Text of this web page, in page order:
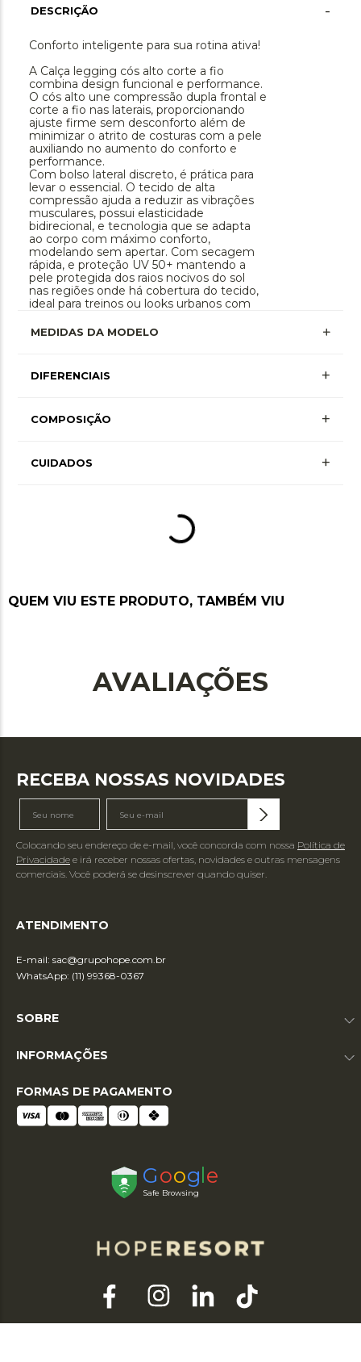
DESCRIÇÃO -
Conforto inteligente para sua rotina ativa!
A Calça legging cós alto corte a fio
combina design funcional e performance.
O cós alto une compressão dupla frontal e
corte a fio nas laterais, proporcionando
ajuste firme sem desconforto além de
minimizar o atrito de costuras com a pele
auxiliando no aumento do conforto e
performance.
Com bolso lateral discreto, é prática para
levar o essencial. O tecido de alta
compressão ajuda a reduzir as vibrações
musculares, possui elasticidade
bidirecional, e tecnologia que se adapta
ao corpo com máximo conforto,
modelando sem apertar. Com secagem
rápida, e proteção UV 50+ mantendo a
pele protegida dos raios nocivos do sol
nas regiões onde há cobertura do tecido,
ideal para treinos ou looks urbanos com
MEDIDAS DA MODELO
DIFERENCIAIS +
+ Mais Informações
+ Mais Informações
COMPOSIÇÃO +
Poliamida 82% • Elastano 18% • Detalhe
CUIDADOS +
tambor, secagem em varal por gotejamento à
sombra, não passar ou utilizar vaporização,
QUEM VIU ESTE PRODUTO, TAMBÉM VIU
AVALIAÇÕES
RECEBA NOSSAS NOVIDADES
Colocando seu endereço de e-mail, você concorda com nossa Política de
Privacidade e irá receber nossas ofertas, novidades e outras mensagens
comerciais. Você poderá se desinscrever quando quiser.
ATENDIMENTO
E-mail: sac@grupohope.com.br
WhatsApp: (11) 99368-0367
SOBRE
INFORMAÇÕES
FORMAS DE PAGAMENTO